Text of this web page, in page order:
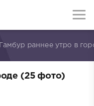
раннее утро в
(25 фото)